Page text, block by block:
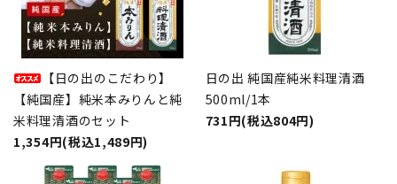
【日の出のこだわり】
【純国産】純米本みりんと純
米料理清酒のセット
1,354円(税込1,489円)
日の出 純国産純米料理清酒
500ml/1本
731円(税込804円)